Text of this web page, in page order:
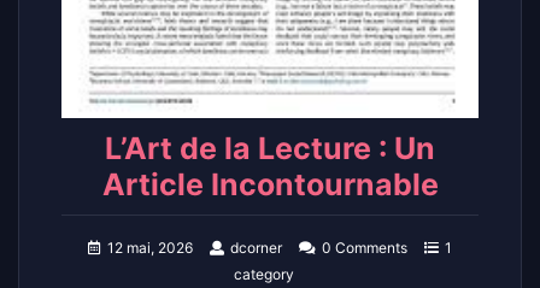
L’Art de la Lecture : Un
Article Incontournable
12 mai, 2026 dcorner 0 Comments
1
category